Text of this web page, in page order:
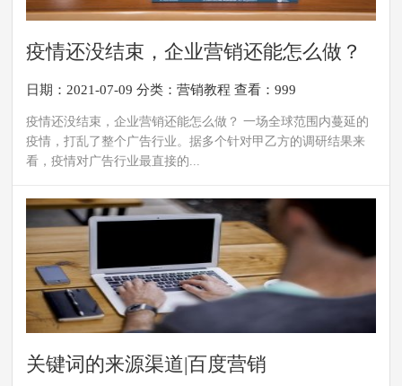
疫情还没结束，企业营销还能怎么做？
日期：2021-07-09 分类：营销教程 查看：999
疫情还没结束，企业营销还能怎么做？ 一场全球范围内蔓延的
疫情，打乱了整个广告行业。据多个针对甲乙方的调研结果来
看，疫情对广告行业最直接的...
关键词的来源渠道|百度营销